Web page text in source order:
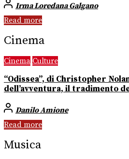
Irma Loredana Galgano
Read more
Cinema
Cinema Culture
“Odissea”, di Christopher
dell’avventura, il tradimento
Danilo Amione
Read more
Musica